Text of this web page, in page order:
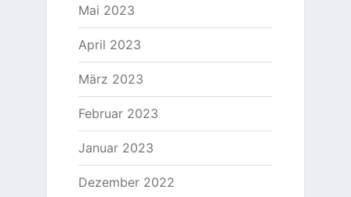
Mai 2023
April 2023
März 2023
Februar 2023
Januar 2023
Dezember 2022